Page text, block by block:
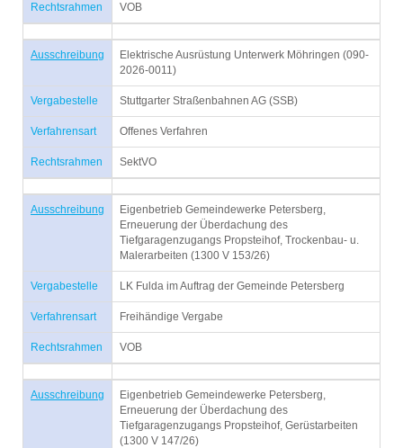
Rechtsrahmen VOB
Ausschreibung
Elektrische Ausrüstung Unterwerk Möhringen (090-
2026-0011)
Vergabestelle Stuttgarter Straßenbahnen AG (SSB)
Verfahrensart Offenes Verfahren
Rechtsrahmen SektVO
Ausschreibung
Eigenbetrieb Gemeindewerke Petersberg,
Erneuerung der Überdachung des
Tiefgaragenzugangs Propsteihof, Trockenbau- u.
Malerarbeiten (1300 V 153/26)
Vergabestelle LK Fulda im Auftrag der Gemeinde Petersberg
Verfahrensart Freihändige Vergabe
Rechtsrahmen VOB
Ausschreibung
Eigenbetrieb Gemeindewerke Petersberg,
Erneuerung der Überdachung des
Tiefgaragenzugangs Propsteihof, Gerüstarbeiten
(1300 V 147/26)